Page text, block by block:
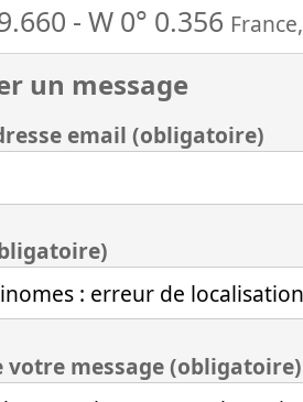
- W 0° 0.356 France,
un message
email (obligatoire)
votre message (obligatoire)